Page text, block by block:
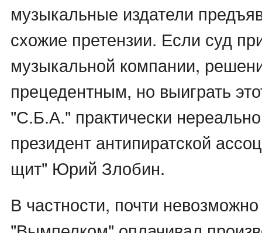
музыкальные издатели
схожие претензии. Если суд
музыкальной компании,
прецедентным, но выиграть
"С.Б.А." практически
президент антипиратской
щит" Юрий Злобин.
В частности, почти